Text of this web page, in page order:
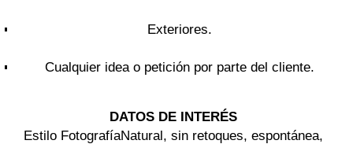
Exteriores.
Cualquier idea o petición por parte del cliente.
DATOS DE INTERÉS
Estilo FotografíaNatural, sin retoques, espontánea,